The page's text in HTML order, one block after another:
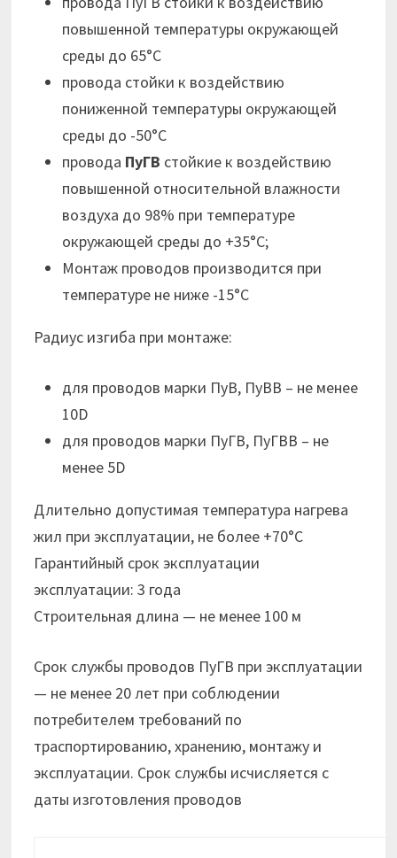
повышенной температуры окружающей
среды до 65°С
провода стойки к воздействию
пониженной температуры окружающей
среды до -50°С
провода ПуГВ стойкие к воздействию
повышенной относительной влажности
воздуха до 98% при температуре
окружающей среды до +35°С;
Монтаж проводов производится при
температуре не ниже -15°С
Радиус изгиба при монтаже:
для проводов марки ПуВ, ПуВВ – не менее
10D
для проводов марки ПуГВ, ПуГВВ – не
менее 5D
Длительно допустимая температура нагрева
жил при эксплуатации, не более +70°С
Гарантийный срок эксплуатации
эксплуатации: 3 года
Строительная длина — не менее 100 м
Срок службы проводов ПуГВ при эксплуатации
— не менее 20 лет при соблюдении
потребителем требований по
траспортированию, хранению, монтажу и
эксплуатации. Срок службы исчисляется с
даты изготовления проводов